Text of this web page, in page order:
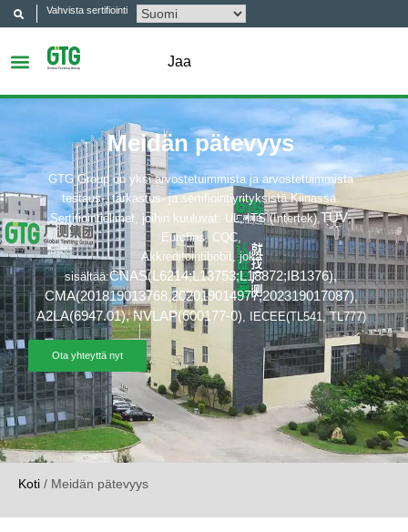
Vahvista sertifiointi
Jaa
Meidän pätevyys
GTG Group on yksi arvostetuimmista ja arvostetuimmista
testaus-, tarkastus- ja sertifiointiyrityksistä Kiinassa.
Sertifiointielimet, joihin kuuluvat: UL, ITS (Intertek),TÜV,
Eurofins, CQC,
Akkreditointibobit, joka
sisältää:CNAS(L6214;L13753;L18872;IB1376),
CMA(201819013768,202019014977,202319017087),
A2LA(6947.01),NVLAP(600177-0) , IECEE(TL541, TL777)
Ota yhteyttä nyt
Koti / Meidän pätevyys